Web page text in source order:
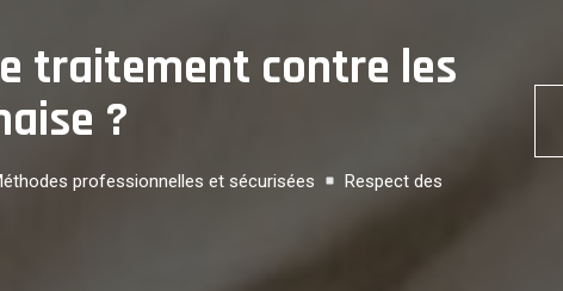
traitement contre les
?
professionnelles et sécurisées
Respect des